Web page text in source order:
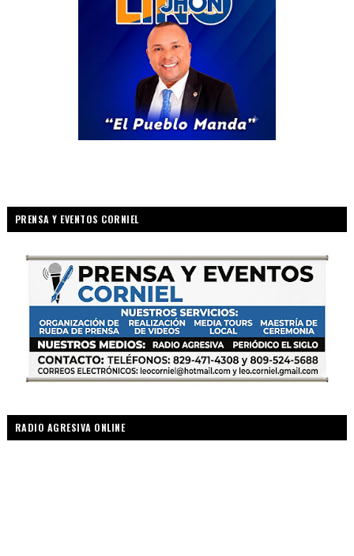
PRENSA Y EVENTOS CORNIEL
RADIO AGRESIVA ONLINE